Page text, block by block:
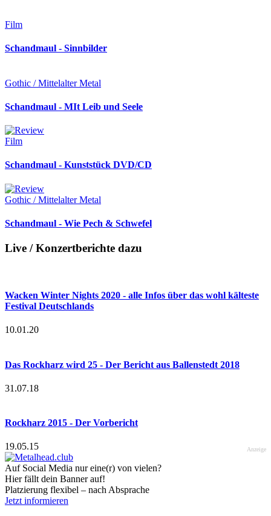
Film
Schandmaul - Sinnbilder
Gothic / Mittelalter Metal
Schandmaul - MIt Leib und Seele
Film
Schandmaul - Kunststück DVD/CD
Gothic / Mittelalter Metal
Schandmaul - Wie Pech & Schwefel
Live / Konzertberichte dazu
Wacken Winter Nights 2020 - alle Infos über das wohl kälteste
Festival Deutschlands
10.01.20
Das Rockharz wird 25 - Der Bericht aus Ballenstedt 2018
31.07.18
Rockharz 2015 - Der Vorbericht
19.05.15 Anzeige
Auf Social Media nur eine(r) von vielen?
Hier fällt dein Banner auf!
Platzierung flexibel – nach Absprache
Jetzt informieren